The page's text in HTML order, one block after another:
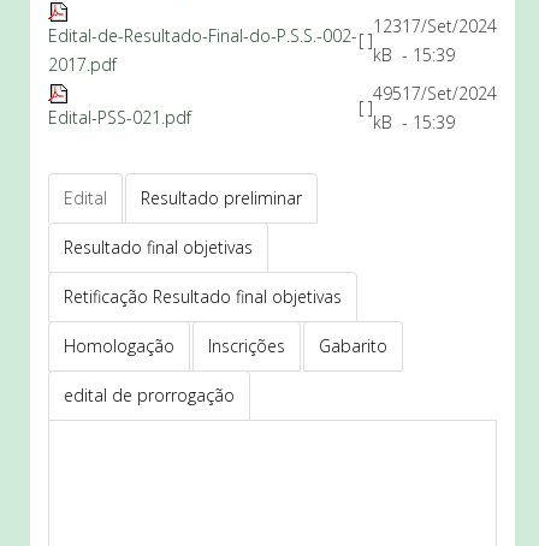
Edital-de-Resultado-Final-do-P.S.S.-002-
2017.pdf
[ ]
123
kB
17/Set/2024
- 15:39
Edital-PSS-021.pdf [ ]
495
kB
17/Set/2024
- 15:39
Edital Resultado preliminar
Resultado final objetivas
Retificação Resultado final objetivas
Homologação Inscrições Gabarito
edital de prorrogação